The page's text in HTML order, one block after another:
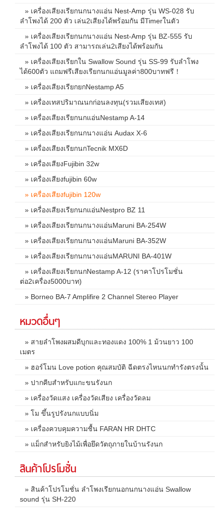
» เครื่องเสียงเรียกนกนางแอ่น Nest-Amp รุ่น WS-028 รับ
ลำโพงได้ 200 ตัว เล่น2เสียงได้พร้อมกัน มีTimerในตัว
» เครื่องเสียงเรียกนกนางแอ่น Nest-Amp รุ่น BZ-555 รับ
ลำโพงได้ 100 ตัว สามารถเล่น2เสียงได้พร้อมกัน
» เครื่องเสียงเรียกใน Swallow Sound รุ่น SS-99 รับลำโพง
ได้600ตัว แถมฟรีเสียงเรียกนกแอ่นมูลค่า800บาทฟรี！
» เครื่องเสียงเรียกยกNestamp A5
» เครื่องเทสปริมาณนกก่อนลงทุน(รวมเสียงเทส)
» เครื่องเสียงเรียกนกแอ่นNestamp A-14
» เครื่องเสียงเรียกนกนางแอ่น Audax X-6
» เครื่องเสียงเรียกนกTecnik MX6D
» เครื่องเสียงFujibin 32w
» เครื่องเสียงfujibin 60w
» เครื่องเสียงfujibin 120w
» เครื่องเสียงเรียกนกแอ่นNestpro BZ 11
» เครื่องเสียงเรียกนกนางแอ่นMaruni BA-254W
» เครื่องเสียงเรียกนกนางแอ่นMaruni BA-352W
» เครื่องเสียงเรียกนกนางแอ่นMARUNI BA-401W
» เครื่องเสียงเรียกนกNestamp A-12 (ราคาโปรโมชั่น
ต่อ2เครื่อง5000บาท)
» Borneo BA-7 Amplifire 2 Channel Stereo Player
หมวดอื่นๆ
» สายลำโพงผสมดีบุกและทองแดง 100% 1 ม้วนยาว 100
เมตร
» ฮอร์โมน Love potion คุณสมบัติ ฉีดตรงไหนนกทำรังตรงนั้น
» ปากคีบสำหรับแกะขนรังนก
» เครื่องวัดแสง เครื่องวัดเสียง เครื่องวัดลม
» โม ขึ้นรูปรังนกแบบนิ่ม
» เครื่องควบคุมความชื้น FARAN HR DHTC
» แม็กสำหรับยิงไม้เพื่อยึดวัตถุภายในบ้านรังนก
สินค้าโปรโมชั่น
» สินค้าโปรโมชั่น ลำโพงเรียกนอกนกนางแอ่น Swallow
sound รุ่น SH-220